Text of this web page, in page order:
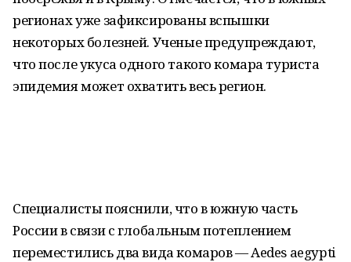
регионах уже зафиксированы вспышки
некоторых болезней. Ученые предупреждают,
что после укуса одного такого комара туриста
эпидемия может охватить весь регион.
Специалисты пояснили, что в южную часть
России в связи с глобальным потеплением
переместились два вида комаров — Aedes aegypti